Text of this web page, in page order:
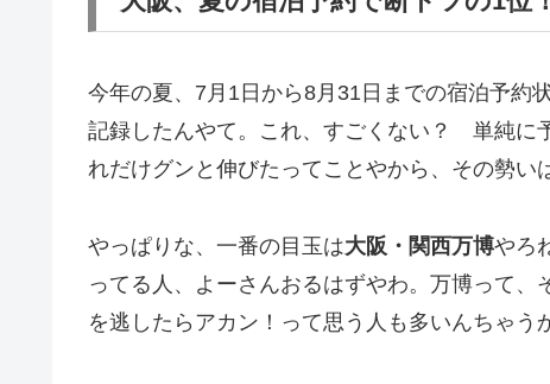
今年の夏、7月1日から8月31日までの宿泊予約
記録したんやて。これ、すごくない？ 単純に
れだけグンと伸びたってことやから、その勢い
やっぱりな、一番の目玉は大阪・関西万博やろ
ってる人、よーさんおるはずやわ。万博って
を逃したらアカン！って思う人も多いんちゃう